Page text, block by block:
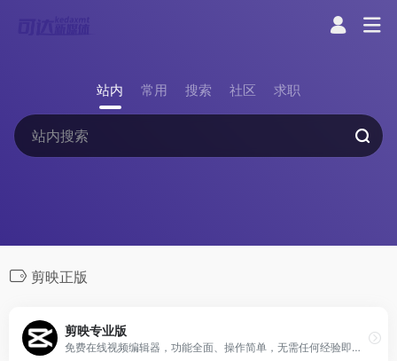
站内 常用 搜索 社区 求职
剪映正版
剪映专业版
免费在线视频编辑器，功能全面、操作简单，无需任何经验即可快速上手。海量优质版权素材，商用无忧，无惧侵权。